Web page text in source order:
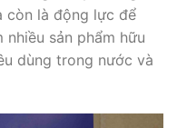
thi, trầm hương
giám khảo và dành
giá này không chỉ
là động lực để
nhiều sản phẩm hữu